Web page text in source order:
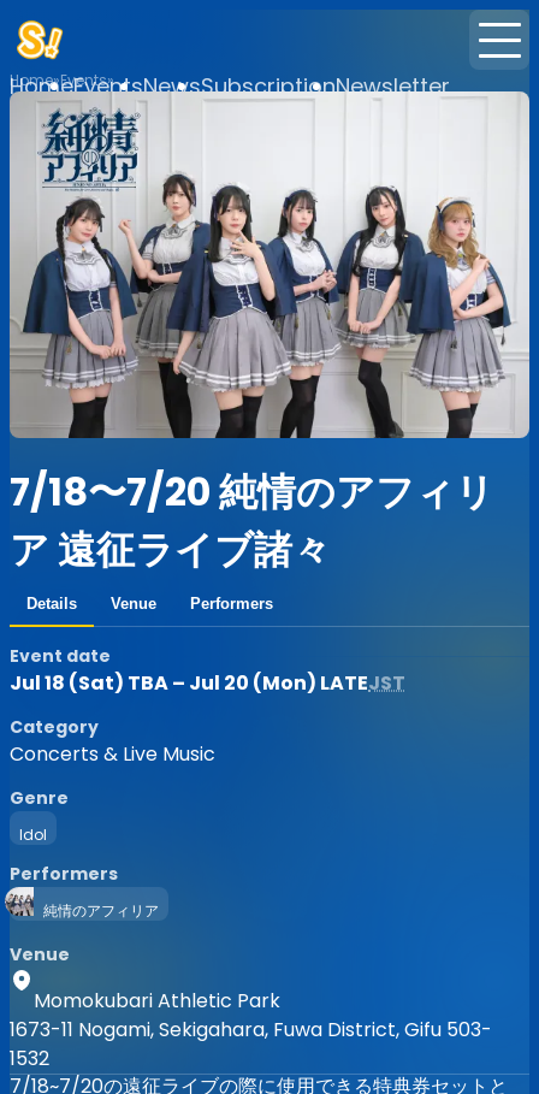
HomeEventsNewsSubscriptionNewsletter
Home Events
7/18〜7/20 純情のアフィリ
ア 遠征ライブ諸々
Details Venue Performers
Event date
Jul 18 (Sat) TBA – Jul 20 (Mon) LATEJST
Category
Concerts & Live Music
Genre
Idol
Performers
純情のアフィリア
Venue
Momokubari Athletic Park
1673-11 Nogami, Sekigahara, Fuwa District, Gifu 503-
1532
7/18~7/20の遠征ライブの際に使用できる特典券セットと